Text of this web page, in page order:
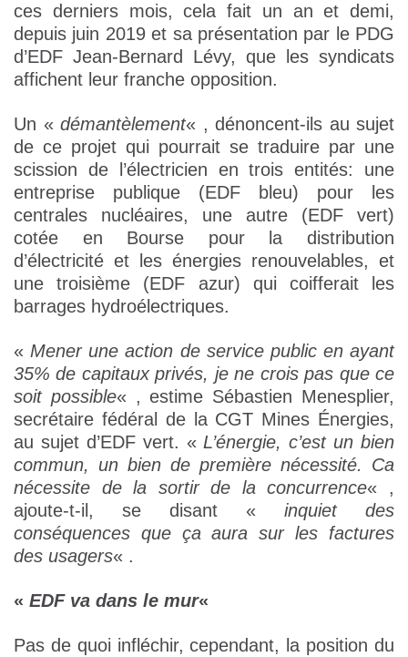
ces derniers mois, cela fait un an et demi,
depuis juin 2019 et sa présentation par le PDG
d’EDF Jean-Bernard Lévy, que les syndicats
affichent leur franche opposition.
Un « démantèlement« , dénoncent-ils au sujet
de ce projet qui pourrait se traduire par une
scission de l’électricien en trois entités: une
entreprise publique (EDF bleu) pour les
centrales nucléaires, une autre (EDF vert)
cotée en Bourse pour la distribution
d’électricité et les énergies renouvelables, et
une troisième (EDF azur) qui coifferait les
barrages hydroélectriques.
« Mener une action de service public en ayant
35% de capitaux privés, je ne crois pas que ce
soit possible« , estime Sébastien Menesplier,
secrétaire fédéral de la CGT Mines Énergies,
au sujet d’EDF vert. « L’énergie, c’est un bien
commun, un bien de première nécessité. Ca
nécessite de la sortir de la concurrence« ,
ajoute-t-il, se disant « inquiet des
conséquences que ça aura sur les factures
des usagers« .
« EDF va dans le mur«
Pas de quoi infléchir, cependant, la position du